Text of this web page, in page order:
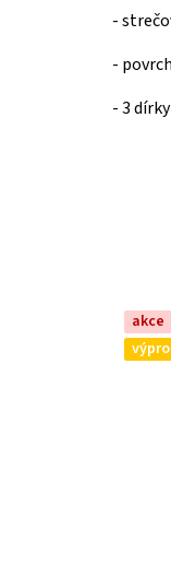
-
-
- 3
akce